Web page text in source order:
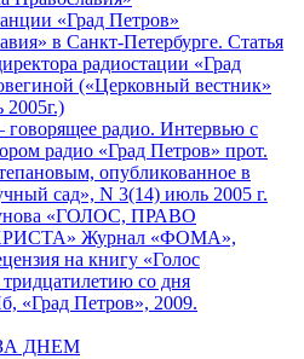
«Град Петров»
в Санкт-Петербурге. Статья
радиостации «Град
(«Церковный вестник»
говорящее радио. Интервью с
радио «Град Петров» прот.
опубликованное в
сад», N 3(14) июль 2005 г.
«ГОЛОС, ПРАВО
Журнал «ФОМА»,
на книгу «Голос
со дня
«Град Петров», 2009.
ДНЕМ